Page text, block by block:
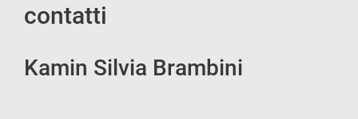
contatti
Kamin Silvia Brambini